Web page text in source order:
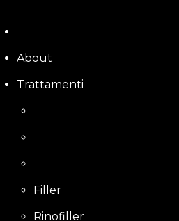
to
content
About
Trattamenti
Filler
Rinofiller